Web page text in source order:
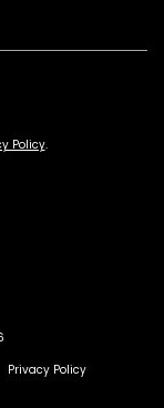
Policy.
Privacy Policy